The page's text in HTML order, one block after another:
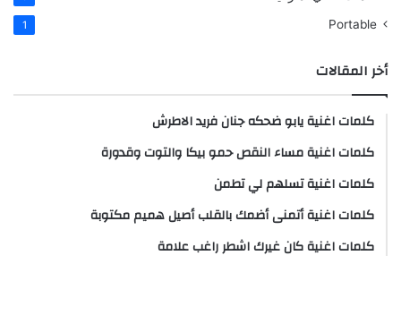
Portable
1
أخر المقالات
كلمات اغنية يابو ضحكه جنان فريد الاطرش
كلمات اغنية مساء النقص حمو بيكا والتوت وقدورة
كلمات اغنية تسلهم لي تطمن
كلمات اغنية أتمنى أضمك بالقلب أصيل هميم مكتوبة
كلمات اغنية كان غيرك اشطر راغب علامة